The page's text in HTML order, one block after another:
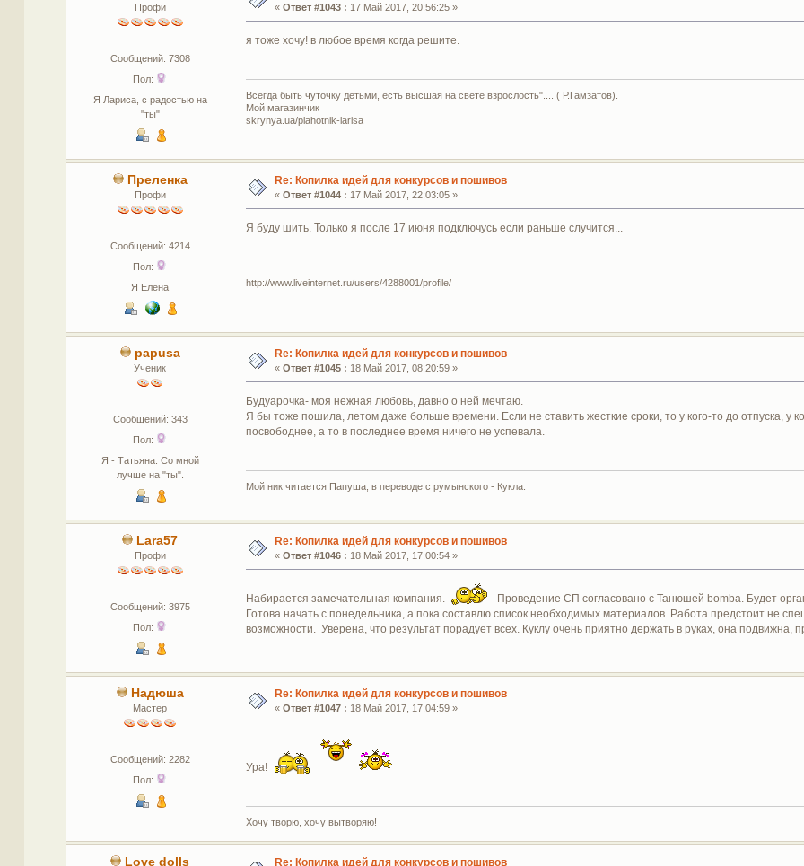
Профи
Сообщений: 7308
Пол:
Я Лариса, с радостью на
"ты"
« Ответ #1043 : 17 Май 2017, 20:56:25 »
я тоже хочу! в любое время когда решите.
Всегда быть чуточку детьми, есть высшая на свете взрослость".... ( Р.Гамзатов).
Мой магазинчик
skrynya.ua/plahotnik-larisa
Преленка
Профи
Сообщений: 4214
Пол:
Я Елена
Re: Копилка идей для конкурсов и пошивов
« Ответ #1044 : 17 Май 2017, 22:03:05 »
Я буду шить. Только я после 17 июня подключусь если раньше случится...
http://www.liveinternet.ru/users/4288001/profile/
papusa
Ученик
Сообщений: 343
Пол:
Я - Татьяна. Со мной
лучше на "ты".
Re: Копилка идей для конкурсов и пошивов
« Ответ #1045 : 18 Май 2017, 08:20:59 »
Будуарочка- моя нежная любовь, давно о ней мечтаю.
Я бы тоже пошила, летом даже больше времени. Если не ставить жесткие сроки, то у кого-то до отпуска, у
посвободнее, а то в последнее время ничего не успевала.
Мой ник читается Папуша, в переводе с румынского - Кукла.
Lara57
Профи
Сообщений: 3975
Пол:
Re: Копилка идей для конкурсов и пошивов
« Ответ #1046 : 18 Май 2017, 17:00:54 »
Набирается замечательная компания.
Проведение СП согласовано с Танюшей bomba. Будет
Готова начать с понедельника, а пока составлю список необходимых материалов. Работа предстоит не
возможности. Уверена, что результат порадует всех. Куклу очень приятно держать в руках, она
Надюша
Мастер
Сообщений: 2282
Пол:
Re: Копилка идей для конкурсов и пошивов
« Ответ #1047 : 18 Май 2017, 17:04:59 »
Ура!
Хочу творю, хочу вытворяю!
Love dolls Re: Копилка идей для конкурсов и пошивов